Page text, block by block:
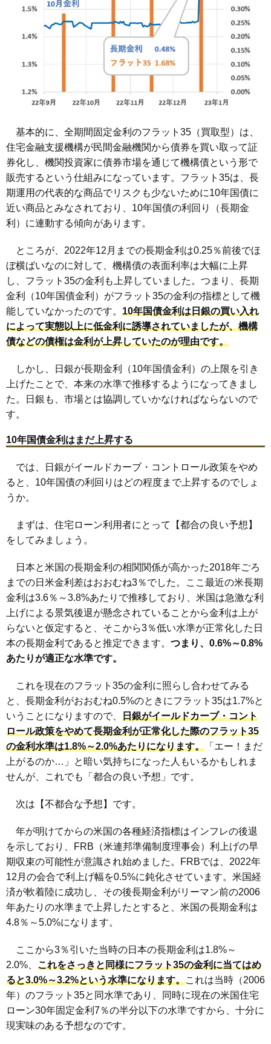
基本的に、全期間固定金利のフラット35（買取型）は、
住宅金融支援機構が民間金融機関から債券を買い取って証
券化し、機関投資家に債券市場を通じて機構債という形で
販売するという仕組みになっています。フラット35は、長
期運用の代表的な商品でリスクも少ないために10年国債に
近い商品とみなされており、10年国債の利回り（長期金
利）に連動する傾向があります。
ところが、2022年12月までの長期金利は0.25％前後でほ
ぼ横ばいなのに対して、機構債の表面利率は大幅に上昇
し、フラット35の金利も上昇していました。つまり、長期
金利（10年国債金利）がフラット35の金利の指標として機
能していなかったのです。 10年国債金利は日銀の買い入れ
によって実態以上に低金利に誘導されていましたが、機構
債などの債権は金利が上昇していたのが理由です。
しかし、日銀が長期金利（10年国債金利）の上限を引き
上げたことで、本来の水準で推移するようになってきまし
た。日銀も、市場とは協調していかなければならないので
す。
10年国債金利はまだ上昇する
では、日銀がイールドカーブ・コントロール政策をやめ
ると、10年国債の利回りはどの程度まで上昇するのでしょ
うか。
まずは、住宅ローン利用者にとって【都合の良い予想】
をしてみましょう。
日本と米国の長期金利の相関関係が高かった2018年ごろ
までの日米金利差はおおむね3％でした。ここ最近の米長期
金利は3.6％～3.8%あたりで推移しており、米国は急激な利
上げによる景気後退が懸念されていることから金利は上が
らないと仮定すると、そこから3％低い水準が正常化した日
本の長期金利であると推定できます。 つまり、0.6%～0.8%
あたりが適正な水準です。
これを現在のフラット35の金利に照らし合わせてみる
と、長期金利がおおむね0.5%のときにフラット35は1.7%と
いうことになりますので、 日銀がイールドカーブ・コント
ロール政策をやめて長期金利が正常化した際のフラット35
の金利水準は1.8%～2.0%あたりになります。 「エー！まだ
上がるのか…」と暗い気持ちになった人もいるかもしれま
せんが、これでも「都合の良い予想」です。
次は【不都合な予想】です。
年が明けてからの米国の各種経済指標はインフレの後退
を示しており、FRB（米連邦準備制度理事会）利上げの早
期収束の可能性が意識され始めました。FRBでは、2022年
12月の会合で利上げ幅を0.5%に鈍化させています。米国経
済が軟着陸に成功し、その後長期金利がリーマン前の2006
年あたりの水準まで上昇したとすると、米国の長期金利は
4.8％～5.0%になります。
ここから3％引いた当時の日本の長期金利は1.8%～
2.0%、 これをさっきと同様にフラット35の金利に当てはめ
ると3.0%～3.2%という水準になります。これは当時（2006
年）のフラット35と同水準であり、同時に現在の米国住宅
ローン30年固定金利7％の半分以下の水準ですから、十分に
現実味のある予想なのです。